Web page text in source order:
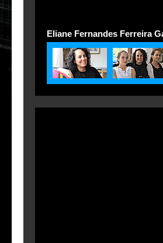
Eliane Fernandes Ferreira